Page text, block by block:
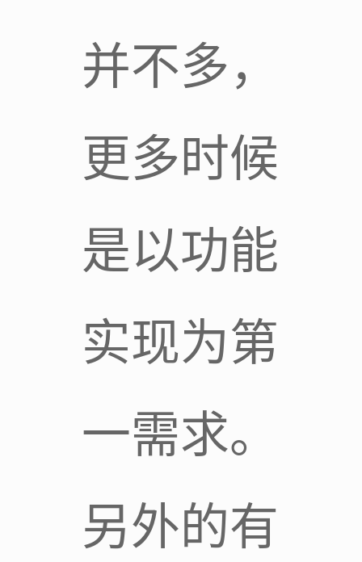
并不多，
更多时候
是以功能
实现为第
一需求。
另外的有